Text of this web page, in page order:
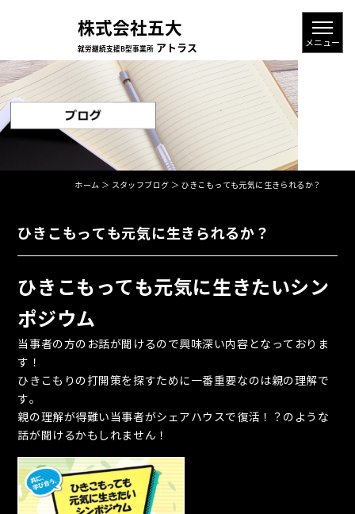
ホーム ＞ スタッフブログ ＞ ひきこもっても元気に生きられるか？
ひきこもっても元気に生きられるか？
ひきこもっても元気に生きたいシン
ポジウム
当事者の方のお話が聞けるので興味深い内容となっておりま
す！
ひきこもりの打開策を探すために一番重要なのは親の理解で
す。
親の理解が得難い当事者がシェアハウスで復活！？のような
話が聞けるかもしれません！